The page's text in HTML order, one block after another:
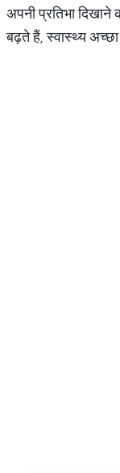
अपनी प्रतिभा
बढ़ते हैं, स्वास्थ्य अच्छा